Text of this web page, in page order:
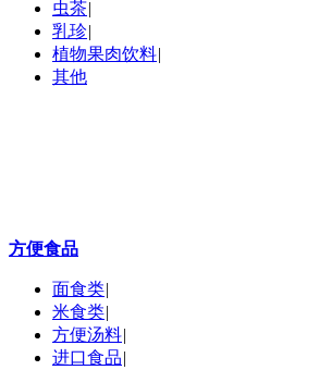
虫茶|
乳珍|
植物果肉饮料|
其他
方便食品
面食类|
米食类|
方便汤料|
进口食品|